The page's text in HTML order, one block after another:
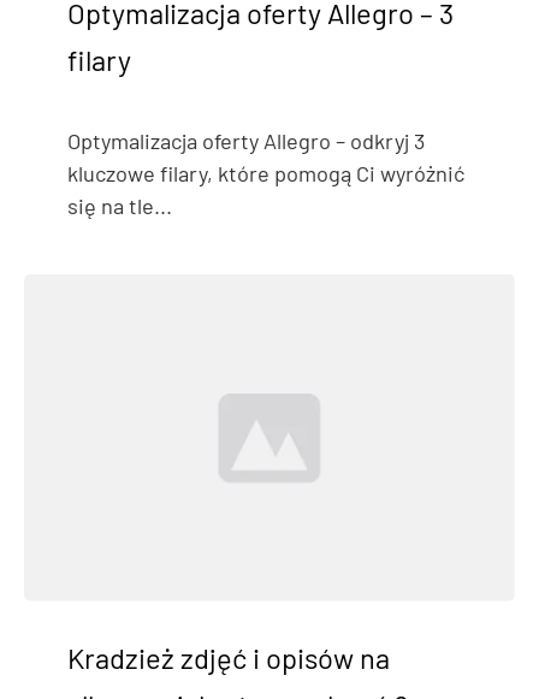
Optymalizacja oferty Allegro – 3
filary
Optymalizacja oferty Allegro – odkryj 3
kluczowe filary, które pomogą Ci wyróżnić
się na tle...
Kradzież zdjęć i opisów na